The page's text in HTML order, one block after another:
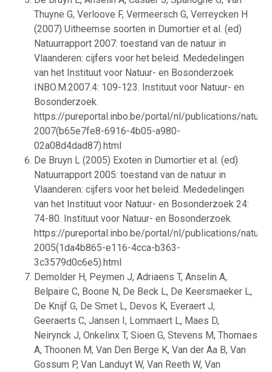
Thuyne G, Verloove F, Vermeersch G, Verreycken H
(2007) Uitheemse soorten in Dumortier et al. (ed)
Natuurrapport 2007: toestand van de natuur in
Vlaanderen: cijfers voor het beleid. Mededelingen
van het Instituut voor Natuur- en Bosonderzoek
INBO.M.2007.4: 109-123. Instituut voor Natuur- en
Bosonderzoek.
https://pureportal.inbo.be/portal/nl/publications/
2007(b65e7fe8-6916-4b05-a980-
02a08d4dad87).html
De Bruyn L (2005) Exoten in Dumortier et al. (ed)
Natuurrapport 2005: toestand van de natuur in
Vlaanderen: cijfers voor het beleid. Mededelingen
van het Instituut voor Natuur- en Bosonderzoek 24:
74-80. Instituut voor Natuur- en Bosonderzoek.
https://pureportal.inbo.be/portal/nl/publications/
2005(1da4b865-e116-4cca-b363-
3c3579d0c6e5).html
Demolder H, Peymen J, Adriaens T, Anselin A,
Belpaire C, Boone N, De Beck L, De Keersmaeker L,
De Knijf G, De Smet L, Devos K, Everaert J,
Geeraerts C, Jansen I, Lommaert L, Maes D,
Neirynck J, Onkelinx T, Sioen G, Stevens M, Thomaes
A, Thoonen M, Van Den Berge K, Van der Aa B, Van
Gossum P, Van Landuyt W, Van Reeth W, Van